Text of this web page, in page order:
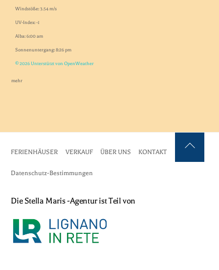
Windstöße: 3.54 m/s
UV-Index: -1
Alba: 6:00 am
Sonnenuntergang: 8:26 pm
© 2026 Unterstützt von OpenWeather
mehr
FERIENHÄUSER VERKAUF ÜBER UNS KONTAKT
Datenschutz-Bestimmungen
Die Stella Maris -Agentur ist Teil von